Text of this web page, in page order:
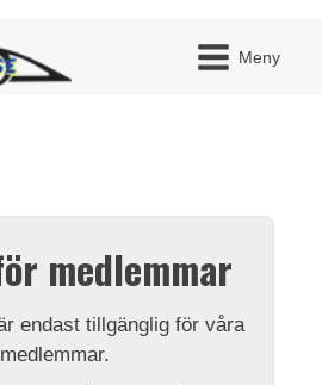
Meny
medlemmar
endast tillgänglig för våra
medlemmar.